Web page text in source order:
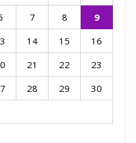
7 8
9
14 15
16
21 22
23
28 29
30